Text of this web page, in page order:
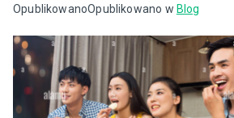
OpublikowanoOpublikowano w Blog